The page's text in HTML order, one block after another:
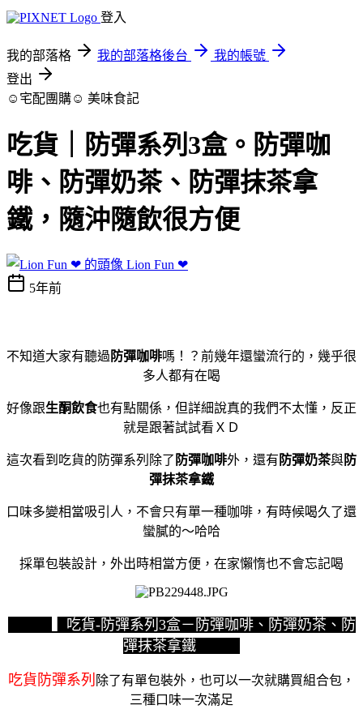
登入
我的部落格 我的部落格後台
我的帳號
登出
☺宅配團購☺ 美味食記
吃貨｜防彈系列3盒。防彈咖
啡、防彈奶茶、防彈抹茶拿
鐵，隨沖隨飲很方便
Lion Fun ❤
5年前
不知道大家有聽過 防彈咖啡嗎！？前幾年還蠻流行的，幾乎很
多人都有在喝
好像跟生酮飲食也有點關係，但詳細說真的我們不太懂，反正
就是跟著試試看ＸＤ
這次看到吃貨的防彈系列除了 防彈咖啡外，還有 防彈奶茶與防
彈抹茶拿鐵
口味多變相當吸引人，不會只有單一種咖啡，有時候喝久了還
蠻膩的～哈哈
採單包裝設計，外出時相當方便，在家懶惰也不會忘記喝
▍吃貨-防彈系列3盒－防彈咖啡、防彈奶茶、防
彈抹茶拿鐵
吃貨防彈系列 除了有單包裝外，也可以一次就購買組合包，
三種口味一次滿足